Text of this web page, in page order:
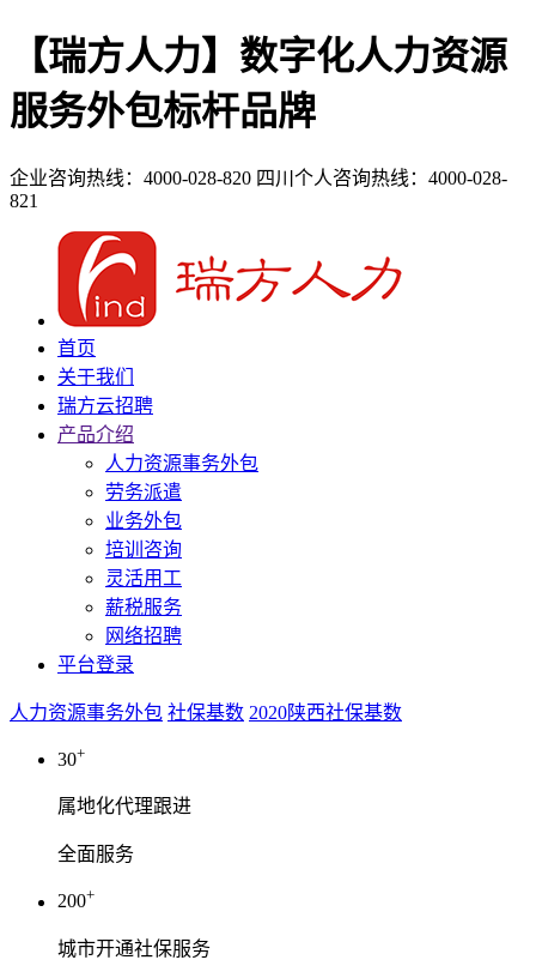
【瑞方人力】数字化人力资源
服务外包标杆品牌
企业咨询热线：4000-028-820 四川个人咨询热线：4000-028-
821
首页
关于我们
瑞方云招聘
产品介绍
人力资源事务外包
劳务派遣
业务外包
培训咨询
灵活用工
薪税服务
网络招聘
平台登录
人力资源事务外包 社保基数 2020陕西社保基数
30+
属地化代理跟进
全面服务
200+
城市开通社保服务